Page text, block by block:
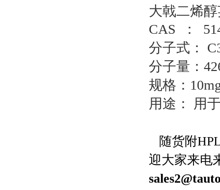
大戟二烯醇
CAS ：
分子式：
分子量：
规格：
用途： 用
随货附
迎大家来电